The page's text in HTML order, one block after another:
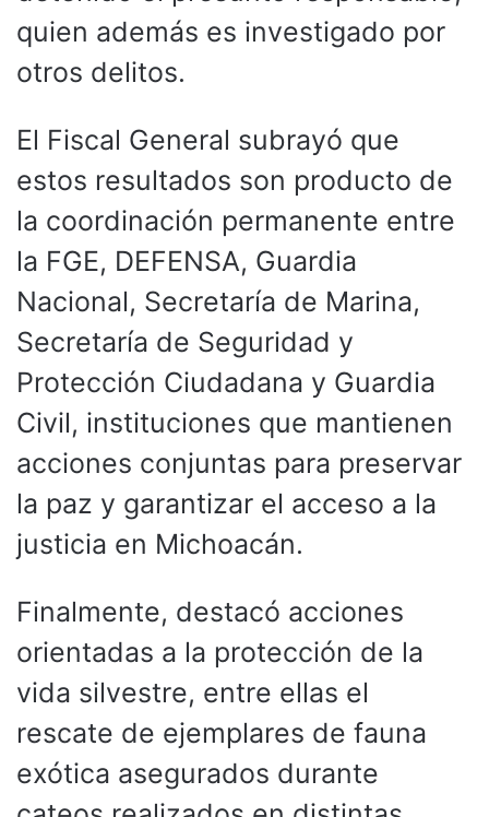
quien además es investigado por
otros delitos.
El Fiscal General subrayó que
estos resultados son producto de
la coordinación permanente entre
la FGE, DEFENSA, Guardia
Nacional, Secretaría de Marina,
Secretaría de Seguridad y
Protección Ciudadana y Guardia
Civil, instituciones que mantienen
acciones conjuntas para preservar
la paz y garantizar el acceso a la
justicia en Michoacán.
Finalmente, destacó acciones
orientadas a la protección de la
vida silvestre, entre ellas el
rescate de ejemplares de fauna
exótica asegurados durante